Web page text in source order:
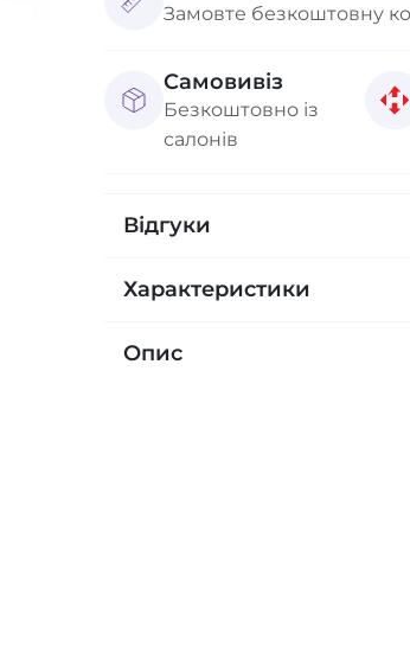
Замовте безкоштовну
Самовивіз
Безкоштовно із
салонів
Відгуки
Характеристики
Опис